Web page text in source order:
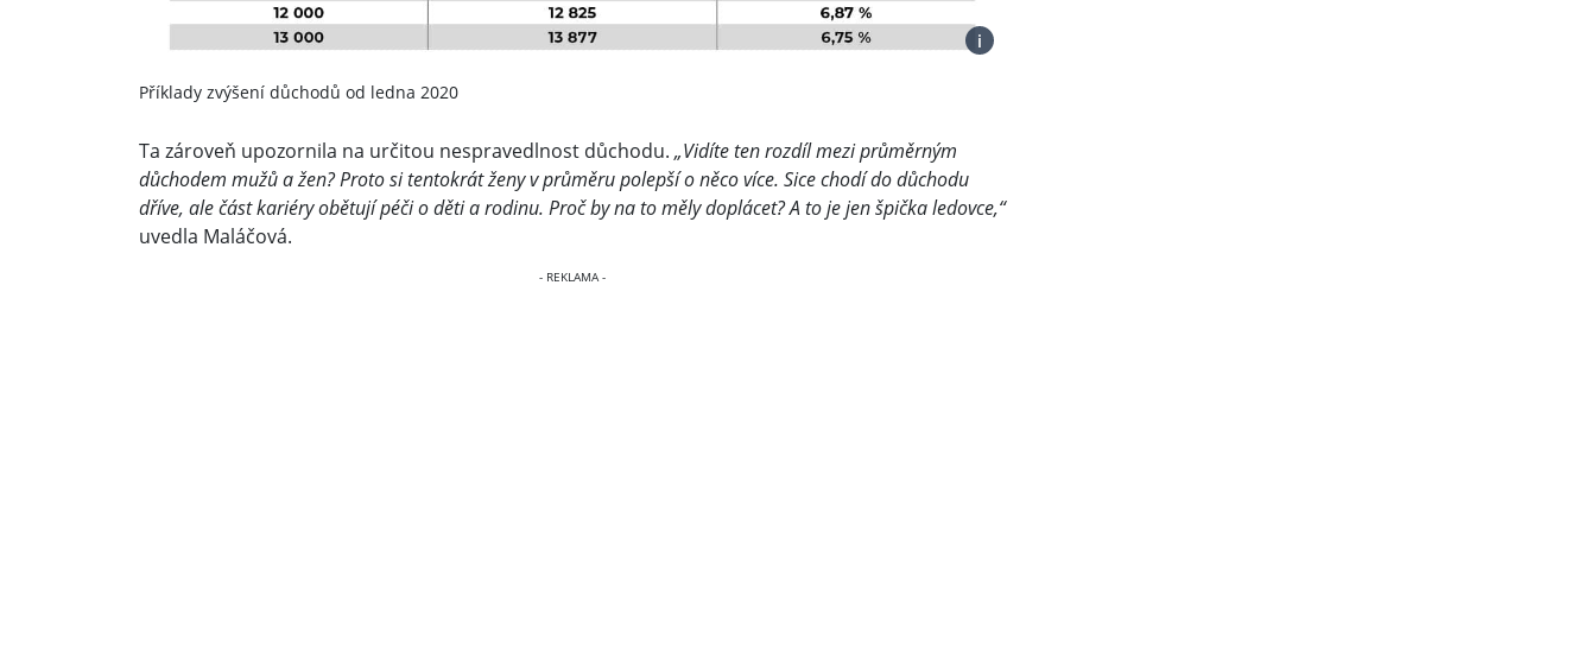
i
Příklady zvýšení důchodů od ledna 2020
Ta zároveň upozornila na určitou nespravedlnost důchodu. „Vidíte ten rozdíl mezi průměrným
důchodem mužů a žen? Proto si tentokrát ženy v průměru polepší o něco více. Sice chodí do důchodu
dříve, ale část kariéry obětují péči o děti a rodinu. Proč by na to měly doplácet? A to je jen špička ledovce,“
uvedla Maláčová.